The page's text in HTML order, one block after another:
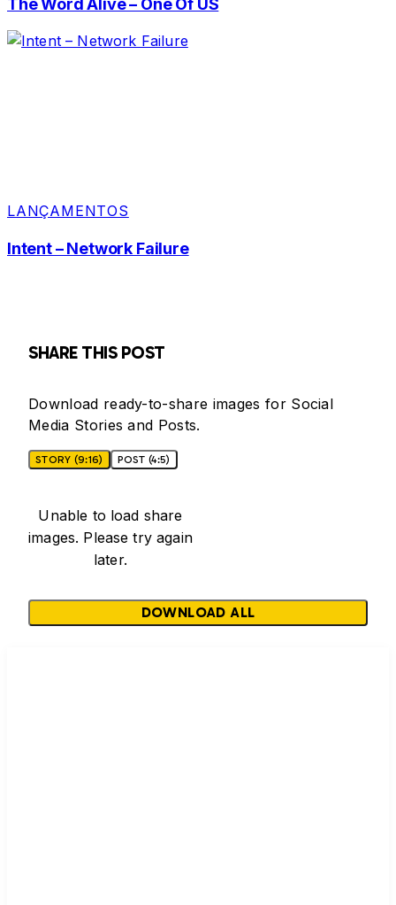
The Word Alive – One Of US
LANÇAMENTOS
Intent – Network Failure
SHARE THIS POST
Download ready-to-share images for Social
Media Stories and Posts.
STORY (9:16) POST (4:5)
Unable to load share
images. Please try again
later.
DOWNLOAD ALL